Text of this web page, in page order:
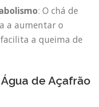
: O chá de
a aumentar o
a queima de
de Açafrão